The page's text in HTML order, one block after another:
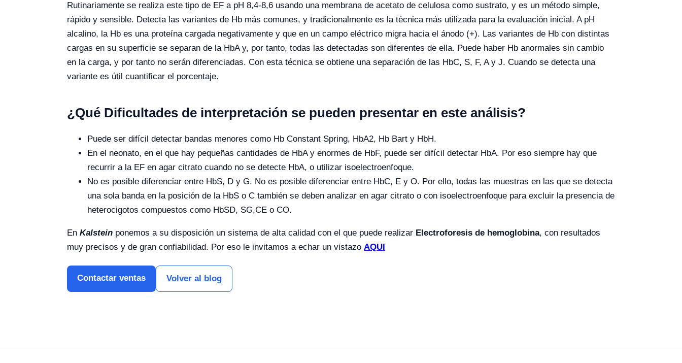
Rutinariamente se realiza este tipo de EF a pH 8,4-8,6 usando una membrana de acetato de celulosa como sustrato, y es un método simple,
rápido y sensible. Detecta las variantes de Hb más comunes, y tradicionalmente es la técnica más utilizada para la evaluación inicial. A pH
alcalino, la Hb es una proteína cargada negativamente y que en un campo eléctrico migra hacia el ánodo (+). Las variantes de Hb con distintas
cargas en su superficie se separan de la HbA y, por tanto, todas las detectadas son diferentes de ella. Puede haber Hb anormales sin cambio
en la carga, y por tanto no serán diferenciadas. Con esta técnica se obtiene una separación de las HbC, S, F, A y J. Cuando se detecta una
variante es útil cuantificar el porcentaje.
¿Qué Dificultades de interpretación se pueden presentar en este análisis?
Puede ser difícil detectar bandas menores como Hb Constant Spring, HbA2, Hb Bart y HbH.
En el neonato, en el que hay pequeñas cantidades de HbA y enormes de HbF, puede ser difícil detectar HbA. Por eso siempre hay que
recurrir a la EF en agar citrato cuando no se detecte HbA, o utilizar isoelectroenfoque.
No es posible diferenciar entre HbS, D y G. No es posible diferenciar entre HbC, E y O. Por ello, todas las muestras en las que se detecta
una sola banda en la posición de la HbS o C también se deben analizar en agar citrato o con isoelectroenfoque para excluir la presencia de
heterocigotos compuestos como HbSD, SG,CE o CO.
En Kalstein ponemos a su disposición un sistema de alta calidad con el que puede realizar Electroforesis de hemoglobina, con resultados
muy precisos y de gran confiabilidad. Por eso le invitamos a echar un vistazo AQUI
Contactar ventas Volver al blog